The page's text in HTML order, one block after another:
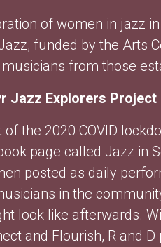
of women in jazz
funded by the Arts
from those
Jazz Explorers Project
of the 2020 COVID
page called Jazz in
posted as daily
in the
look like afterwards.
and Flourish, R and